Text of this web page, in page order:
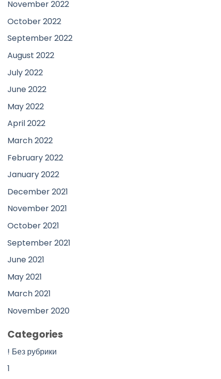
November 2022
October 2022
September 2022
August 2022
July 2022
June 2022
May 2022
April 2022
March 2022
February 2022
January 2022
December 2021
November 2021
October 2021
September 2021
June 2021
May 2021
March 2021
November 2020
Categories
! Без рубрики
1